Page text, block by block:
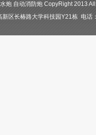
炮 自动消防炮 CopyRight 2013
新区长椿路大学科技园Y21栋 电